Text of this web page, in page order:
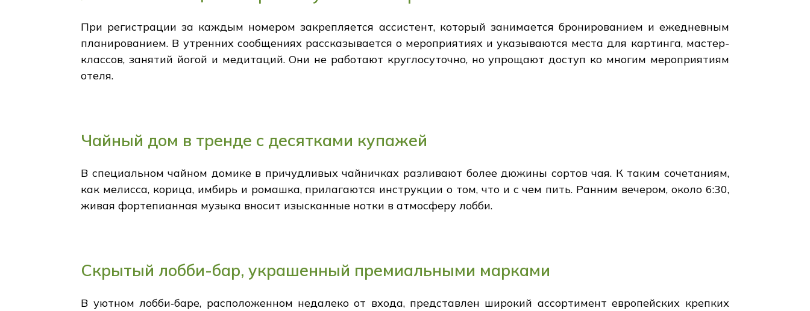
При регистрации за каждым номером закрепляется ассистент, который занимается бронированием и ежедневным
планированием. В утренних сообщениях рассказывается о мероприятиях и указываются места для картинга, мастер-
классов, занятий йогой и медитаций. Они не работают круглосуточно, но упрощают доступ ко многим мероприятиям
отеля.
Чайный дом в тренде с десятками купажей
В специальном чайном домике в причудливых чайничках разливают более дюжины сортов чая. К таким сочетаниям,
как мелисса, корица, имбирь и ромашка, прилагаются инструкции о том, что и с чем пить. Ранним вечером, около 6:30,
живая фортепианная музыка вносит изысканные нотки в атмосферу лобби.
Скрытый лобби-бар, украшенный премиальными марками
В уютном лобби‑баре, расположенном недалеко от входа, представлен широкий ассортимент европейских крепких